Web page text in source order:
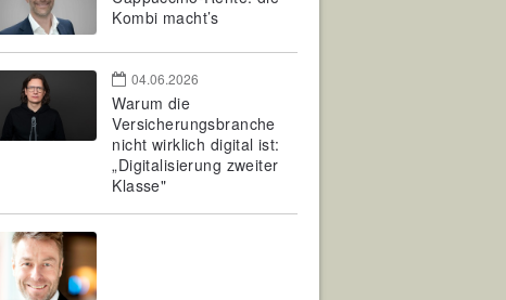
Kombi macht’s
04.06.2026
Warum die
Versicherungsbranche
nicht wirklich digital ist:
„Digitalisierung zweiter
Klasse"